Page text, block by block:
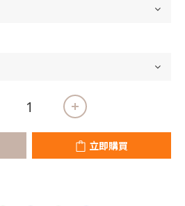
立即購買